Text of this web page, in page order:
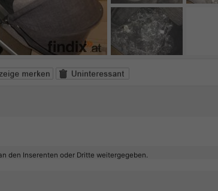
den Inserenten oder Dritte weitergegeben.